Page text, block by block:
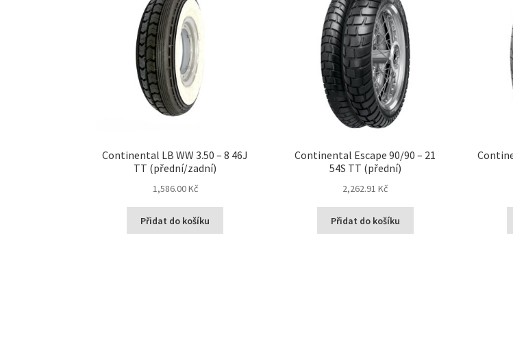
Continental LB WW 3.50 – 8 46J
TT (přední/zadní)
1,586.00 Kč
Přidat do košíku
Continental Escape 90/90 – 21
54S TT (přední)
2,262.91 Kč
Přidat do košíku